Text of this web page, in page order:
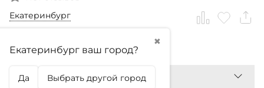
Екатеринбург
✖
Екатеринбург ваш город?
Да Выбрать другой город
3 499,99₽